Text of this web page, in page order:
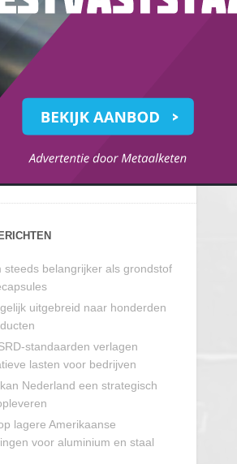
steeds belangrijker als grondstof
uitgebreid naar honderden
standaarden verlagen
lasten voor bedrijven
Nederland een strategisch
lagere Amerikaanse
voor aluminium en staal